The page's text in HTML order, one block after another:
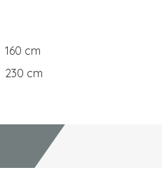
160 cm
230 cm